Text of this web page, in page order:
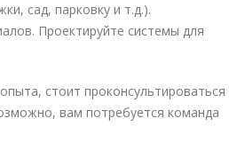
сад, парковку и т.д.).
Проектируйте системы для
стоит проконсультироваться
вам потребуется команда